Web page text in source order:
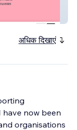
अधिक दिखाएं
have now been
organisations